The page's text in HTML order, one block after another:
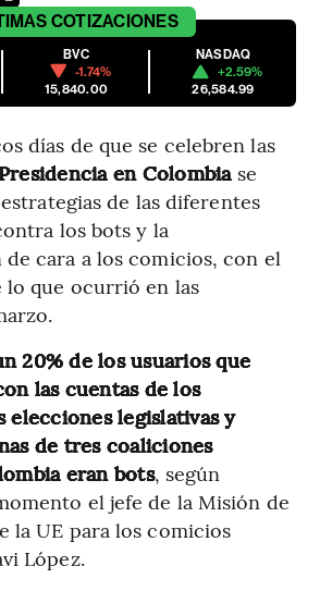
COTIZACIONES
BVC
-1.74%
15,840.00
NASDAQ
+2.59%
26,584.99
días de que se celebren las
Presidencia en Colombiase
de las diferentes
los bots y la
cara a los comicios, con el
lo que ocurrió en las
20% de los usuarios que
las cuentas de los
elecciones legislativas y
de tres coaliciones
eran bots, según
el jefe de la Misión de
la UE para los comicios
López.